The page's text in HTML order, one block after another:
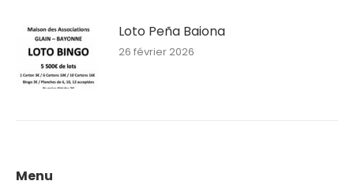
Loto Peña Baiona
26 février 2026
Menu